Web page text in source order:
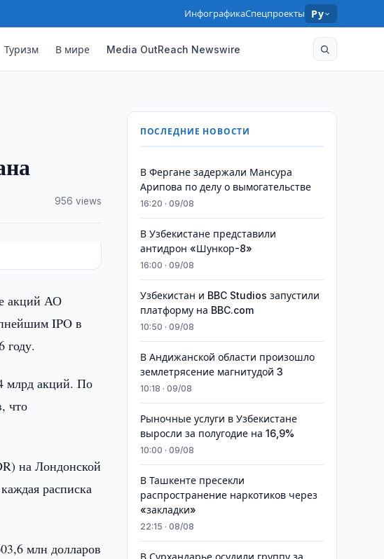
ИнфографикаСпецпроекты Ру
Туризм В мире Media OutReach Newswire
956 views
акций АО
IPO в
году.
млрд акций. По
что
на Лондонской
расписка
млн долларов
ПОСЛЕДНИЕ НОВОСТИ
В Фергане задержали Мансура
Арипова по делу о вымогательстве
16:20 · 09/08
В Узбекистане представили
антидрон «Шункор-8»
16:00 · 09/08
Узбекистан и BBC Studios запустили
платформу на BBC.com
10:50 · 09/08
В Андижанской области произошло
землетрясение магнитудой 3
10:18 · 09/08
Рыночные услуги в Узбекистане
выросли за полугодие на 16,9%
10:00 · 09/08
В Ташкенте пресекли
распространение наркотиков через
«закладки»
22:15 · 08/08
В Сурхандарье осудили группу за